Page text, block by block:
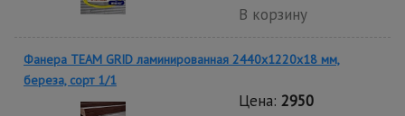
В корзину
Фанера TEAM GRID ламинированная 2440х1220х18 мм,
береза, сорт 1/1
Цена: 2950